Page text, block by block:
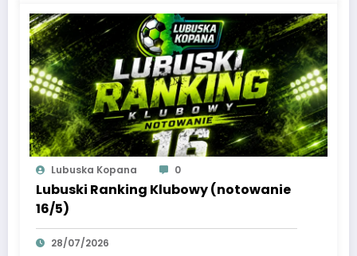
Lubuska Kopana 0
Lubuski Ranking Klubowy (notowanie
16/5)
28/07/2026